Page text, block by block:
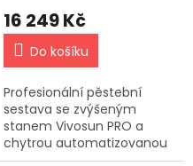
16 249 Kč
Do košíku
Profesionální pěstební
sestava se zvýšeným
stanem Vivosun PRO a
chytrou automatizovanou
ventilací pro náročné